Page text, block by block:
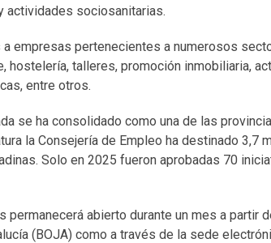
actividades sociosanitarias.
empresas pertenecientes a numerosos
hostelería, talleres, promoción inmobiliaria,
entre otros.
se ha consolidado como una de las
la Consejería de Empleo ha destinado
Solo en 2025 fueron aprobadas 70
permanecerá abierto durante un mes a partir
(BOJA) como a través de la sede